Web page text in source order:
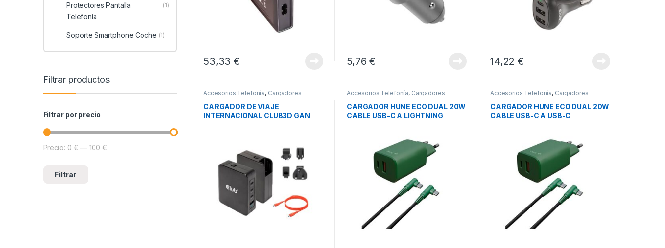
53,33€ 5,76€ 14,22€
Accesorios Telefonía, Cargadores
CARGADOR DE VIAJE
INTERNACIONAL CLUB3D GAN
Accesorios Telefonía, Cargadores
CARGADOR HUNE ECO DUAL 20W
CABLE USB-C A LIGHTNING
Accesorios Telefonía, Cargadores
CARGADOR HUNE ECO DUAL 20W
CABLE USB-C A USB-C
Protectores Pantalla
Telefonía
(1)
Soporte Smartphone Coche (1)
Filtrar productos
Filtrar por precio
Precio mínimo
Precio máximo
Filtrar
Precio: 0 € —100 €